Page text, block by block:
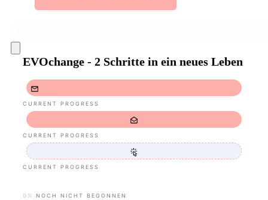
EVOchange - 2 Schritte in ein neues Leben
CURRENT PROGRESS
CURRENT PROGRESS
CURRENT PROGRESS
0% NOCH NICHT BEGONNEN